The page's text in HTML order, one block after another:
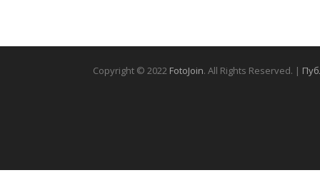
Copyright © 2022 FotoJoin. All Rights Reserved. |